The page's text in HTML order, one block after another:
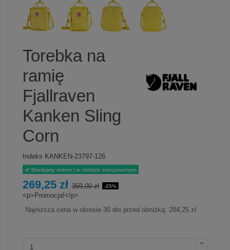
Torebka na
ramię
Fjallraven
Kanken Sling
Corn
Indeks KANKEN-23797-126
Dostępny online i w sklepie stacjonarnym
269,25 zł 359,00 zł -25%
<p>Promocja!</p>
Najniższa cena w okresie 30 dni przed obniżką: 284,25 zł